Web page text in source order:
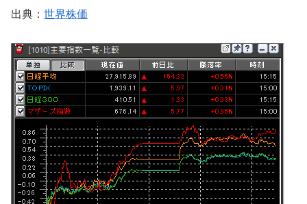
出典： 世界株価